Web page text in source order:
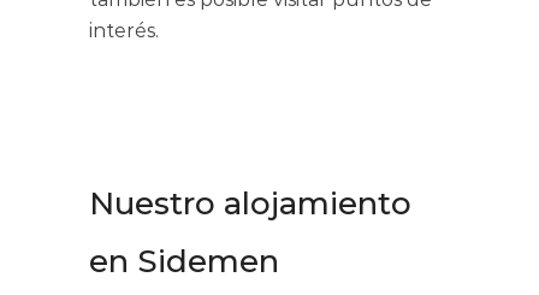
interés.
Nuestro alojamiento
en Sidemen